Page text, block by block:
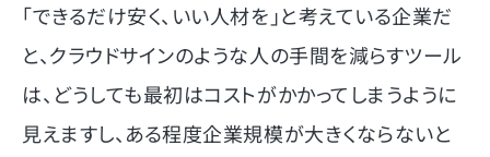
「できるだけ安く、いい人材を」と考えている企業だ
と、クラウドサインのような人の手間を減らすツール
は、どうしても最初はコストがかかってしまうように
見えますし、ある程度企業規模が大きくならないと